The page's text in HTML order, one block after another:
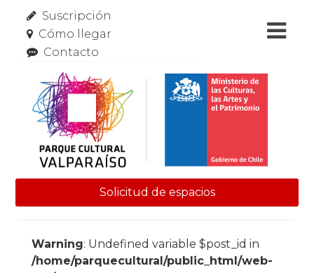
Suscripción
Cómo llegar
Contacto
Solicitud de espacios
Warning: Undefined variable $post_id in
/home/parquecultural/public_html/web-